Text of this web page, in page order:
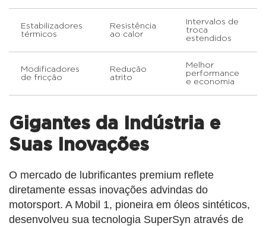
Estabilizadores
térmicos
Resistência
ao calor
Intervalos de
troca
estendidos
Modificadores
de fricção
Redução
atrito
Melhor
performance
e economia
Gigantes da Indústria e
Suas Inovações
O mercado de lubrificantes premium reflete
diretamente essas inovações advindas do
motorsport. A Mobil 1, pioneira em óleos sintéticos,
desenvolveu sua tecnologia SuperSyn através de